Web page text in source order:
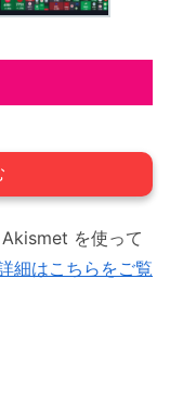
を使って
細はこちらをご覧